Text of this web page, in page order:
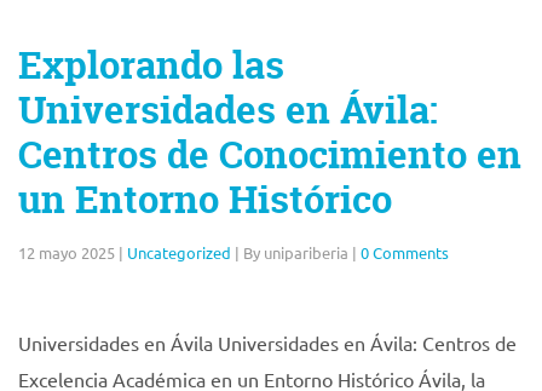
Explorando las
Universidades en Ávila:
Centros de Conocimiento en
un Entorno Histórico
12 mayo 2025 | Uncategorized | By unipariberia | 0 Comments
Universidades en Ávila Universidades en Ávila: Centros de
Excelencia Académica en un Entorno Histórico Ávila, la